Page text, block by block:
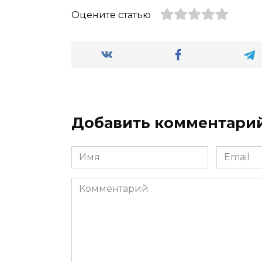
Оцените статью
Добавить
Имя
*
Email
*
Комментарий